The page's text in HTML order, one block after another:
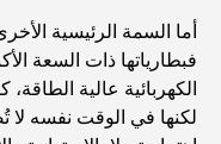
أنشطة يمكنك القيام
استكشف أكثر
بطاقات الائتمان في
أما السمة الرئيسية
فبطارياتها ذات السعة
الكهربائية عالية
لكنها في الوقت نفسه لا